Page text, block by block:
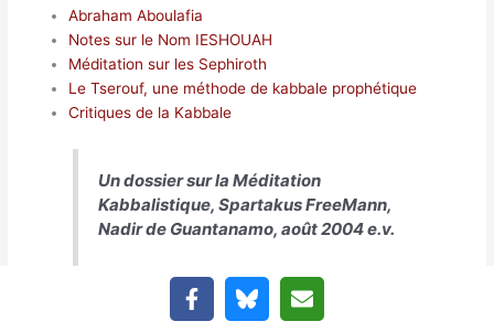
Abraham Aboulafia
Notes sur le Nom IESHOUAH
Méditation sur les Sephiroth
Le Tserouf, une méthode de kabbale prophétique
Critiques de la Kabbale
Un dossier sur la Méditation
Kabbalistique, Spartakus FreeMann,
Nadir de Guantanamo, août 2004 e.v.